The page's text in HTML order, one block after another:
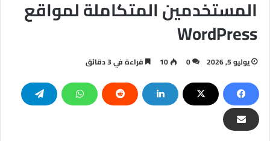
المستخدمين المتكاملة لمواقع
WordPress
يوليو 5, 2026 0
10 قراءة في 3 دقائق